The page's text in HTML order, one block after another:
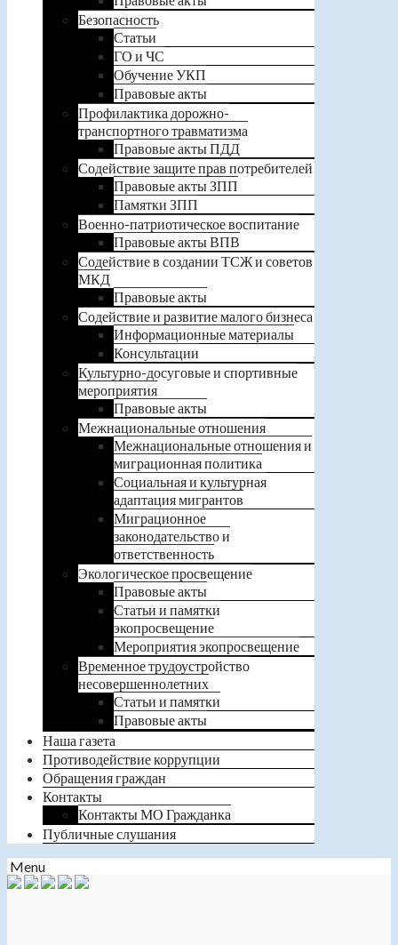
Безопасность
Статьи
ГО и ЧС
Обучение УКП
Правовые акты
Профилактика дорожно-
транспортного травматизма
Правовые акты ПДД
Содействие защите прав потребителей
Правовые акты ЗПП
Памятки ЗПП
Военно-патриотическое воспитание
Правовые акты ВПВ
Содействие в создании ТСЖ и советов
МКД
Правовые акты
Содействие и развитие малого бизнеса
Информационные материалы
Консультации
Культурно-досуговые и спортивные
мероприятия
Правовые акты
Межнациональные отношения
Межнациональные отношения и
миграционная политика
Социальная и культурная
адаптация мигрантов
Миграционное
законодательство и
ответственность
Экологическое просвещение
Правовые акты
Статьи и памятки
экопросвещение
Мероприятия экопросвещение
Временное трудоустройство
несовершеннолетних
Статьи и памятки
Правовые акты
Наша газета
Противодействие коррупции
Обращения граждан
Контакты
Контакты МО Гражданка
Публичные слушания
Menu